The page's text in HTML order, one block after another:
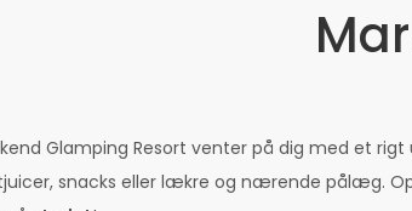
Glamping Resort venter på dig med et
snacks eller lækre og nærende pålæg.